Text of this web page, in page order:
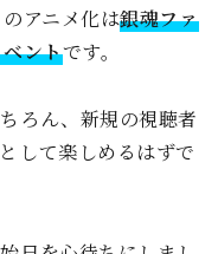
アニメ化は銀魂ファ
ントです。
ろん、新規の視聴者
して楽しめるはずで